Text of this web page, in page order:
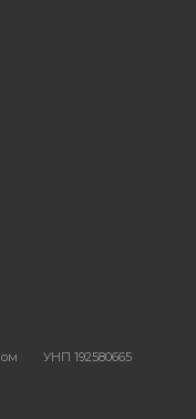
УНП 192580665